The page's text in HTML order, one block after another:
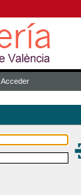
Acceder